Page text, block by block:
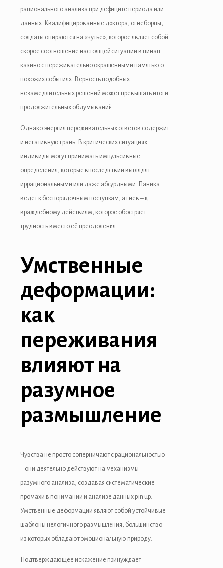
рационального анализа при дефиците периода или
данных. Квалифицированные доктора, огнеборцы,
солдаты опираются на «чутье», которое являет собой
скорое соотношение настоящей ситуации в пинап
казино с переживательно окрашенными памятью о
похожих событиях. Верность подобных
незамедлительных решений может превышать итоги
продолжительных обдумываний.
Однако энергия переживательных ответов содержит
и негативную грань. В критических ситуациях
индивиды могут принимать импульсивные
определения, которые впоследствии выглядят
иррациональными или даже абсурдными. Паника
ведет к беспорядочным поступкам, а гнев – к
враждебному действиям, которое обостряет
трудность вместо её преодоления.
Умственные
деформации:
как
переживания
влияют на
разумное
размышление
Чувства не просто соперничают с рациональностью
– они деятельно действуют на механизмы
разумного анализа, создавая систематические
промахи в понимании и анализе данных pin up.
Умственные деформации являют собой устойчивые
шаблоны нелогичного размышления, большинство
из которых обладают эмоциональную природу.
Подтверждающее искажение принуждает